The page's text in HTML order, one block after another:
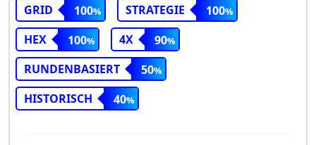
GRID
100 STRATEGIE
100
HEX
100 4X
90
RUNDENBASIERT
50
HISTORISCH
40